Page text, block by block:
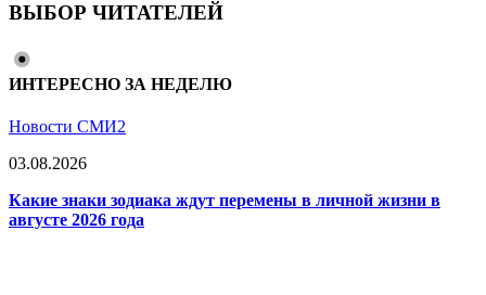
ВЫБОР ЧИТАТЕЛЕЙ
ИНТЕРЕСНО ЗА НЕДЕЛЮ
Новости СМИ2
03.08.2026
Какие знаки зодиака ждут перемены в личной жизни в
августе 2026 года